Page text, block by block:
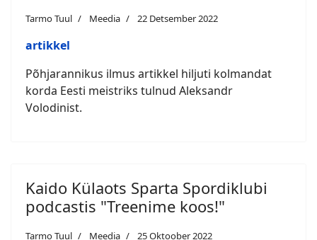
Tarmo Tuul Meedia 22 Detsember 2022
artikkel
Põhjarannikus ilmus artikkel hiljuti kolmandat
korda Eesti meistriks tulnud Aleksandr
Volodinist.
Kaido Külaots Sparta Spordiklubi
podcastis "Treenime koos!"
Tarmo Tuul Meedia 25 Oktoober 2022